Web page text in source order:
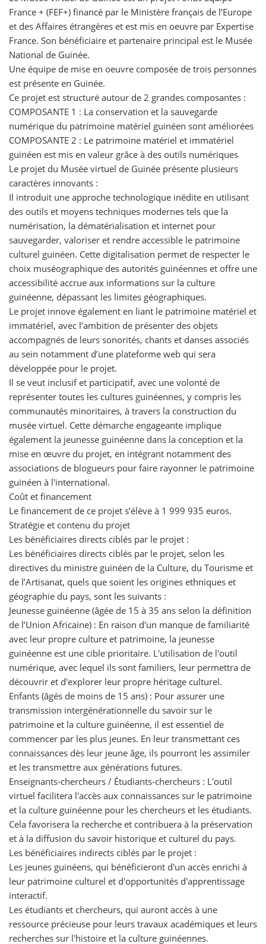
France + (FEF+) financé par le Ministère français de l’Europe
et des Affaires étrangères et est mis en oeuvre par Expertise
France. Son bénéficiaire et partenaire principal est le Musée
National de Guinée.
Une équipe de mise en oeuvre composée de trois personnes
est présente en Guinée.
Ce projet est structuré autour de 2 grandes composantes :
COMPOSANTE 1 : La conservation et la sauvegarde
numérique du patrimoine matériel guinéen sont améliorées
COMPOSANTE 2 : Le patrimoine matériel et immatériel
guinéen est mis en valeur grâce à des outils numériques
Le projet du Musée virtuel de Guinée présente plusieurs
caractères innovants :
Il introduit une approche technologique inédite en utilisant
des outils et moyens techniques modernes tels que la
numérisation, la dématérialisation et internet pour
sauvegarder, valoriser et rendre accessible le patrimoine
culturel guinéen. Cette digitalisation permet de respecter le
choix muséographique des autorités guinéennes et offre une
accessibilité accrue aux informations sur la culture
guinéenne, dépassant les limites géographiques.
Le projet innove également en liant le patrimoine matériel et
immatériel, avec l’ambition de présenter des objets
accompagnés de leurs sonorités, chants et danses associés
au sein notamment d’une plateforme web qui sera
développée pour le projet.
Il se veut inclusif et participatif, avec une volonté de
représenter toutes les cultures guinéennes, y compris les
communautés minoritaires, à travers la construction du
musée virtuel. Cette démarche engageante implique
également la jeunesse guinéenne dans la conception et la
mise en œuvre du projet, en intégrant notamment des
associations de blogueurs pour faire rayonner le patrimoine
guinéen à l'international.
Coût et financement
Le financement de ce projet s’élève à 1 999 935 euros.
Stratégie et contenu du projet
Les bénéficiaires directs ciblés par le projet :
Les bénéficiaires directs ciblés par le projet, selon les
directives du ministre guinéen de la Culture, du Tourisme et
de l’Artisanat, quels que soient les origines ethniques et
géographie du pays, sont les suivants :
Jeunesse guinéenne (âgée de 15 à 35 ans selon la définition
de l’Union Africaine) : En raison d'un manque de familiarité
avec leur propre culture et patrimoine, la jeunesse
guinéenne est une cible prioritaire. L'utilisation de l'outil
numérique, avec lequel ils sont familiers, leur permettra de
découvrir et d'explorer leur propre héritage culturel.
Enfants (âgés de moins de 15 ans) : Pour assurer une
transmission intergénérationnelle du savoir sur le
patrimoine et la culture guinéenne, il est essentiel de
commencer par les plus jeunes. En leur transmettant ces
connaissances dès leur jeune âge, ils pourront les assimiler
et les transmettre aux générations futures.
Enseignants-chercheurs / Étudiants-chercheurs : L'outil
virtuel facilitera l'accès aux connaissances sur le patrimoine
et la culture guinéenne pour les chercheurs et les étudiants.
Cela favorisera la recherche et contribuera à la préservation
et à la diffusion du savoir historique et culturel du pays.
Les bénéficiaires indirects ciblés par le projet :
Les jeunes guinéens, qui bénéficieront d'un accès enrichi à
leur patrimoine culturel et d'opportunités d'apprentissage
interactif.
Les étudiants et chercheurs, qui auront accès à une
ressource précieuse pour leurs travaux académiques et leurs
recherches sur l'histoire et la culture guinéennes.